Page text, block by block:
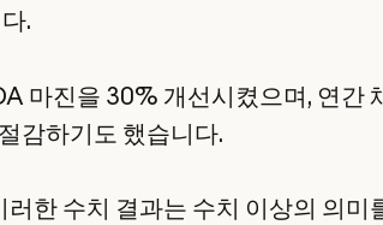
.
마진을 30% 개선시켰으며, 연간
감하기도 했습니다.
한 수치 결과는 수치 이상의 의미